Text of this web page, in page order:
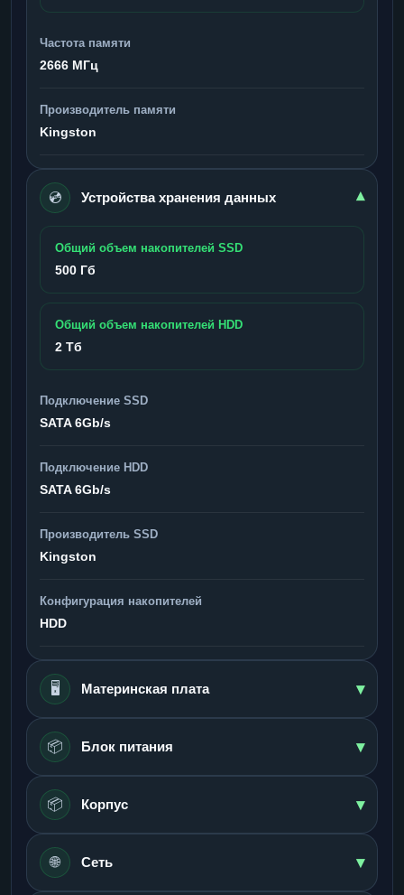
Частота памяти
2666 МГц
Производитель памяти
Kingston
💿 Устройства хранения данных ▾
Общий объем накопителей SSD
500 Гб
Общий объем накопителей HDD
2 Тб
Подключение SSD
SATA 6Gb/s
Подключение HDD
SATA 6Gb/s
Производитель SSD
Kingston
Конфигурация накопителей
HDD
🖥️ Материнская плата ▾
📦 Блок питания ▾
📦 Корпус ▾
🌐 Сеть ▾